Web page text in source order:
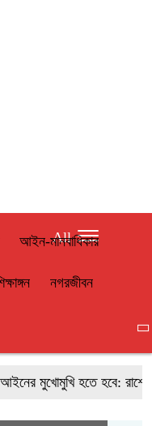
আইন-মানবাধিকার
নগরজীবন
All
মুখোমুখি হতে হবে: রাশেদ